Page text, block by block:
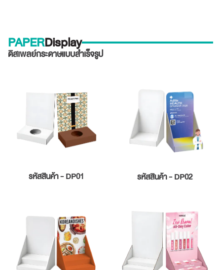
PAPERDisplay
ดิสเพลย์กระดาษแบบสำเร็จรูป
รหัสสินค้า - DP01 รหัสสินค้า - DP02